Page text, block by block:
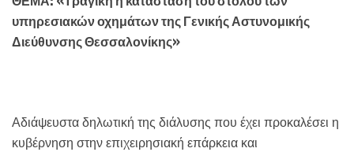
υπηρεσιακών οχημάτων της Γενικής Αστυνομικής
Διεύθυνσης Θεσσαλονίκης»
Αδιάψευστα δηλωτική της διάλυσης που έχει προκαλέσει η
κυβέρνηση στην επιχειρησιακή επάρκεια και